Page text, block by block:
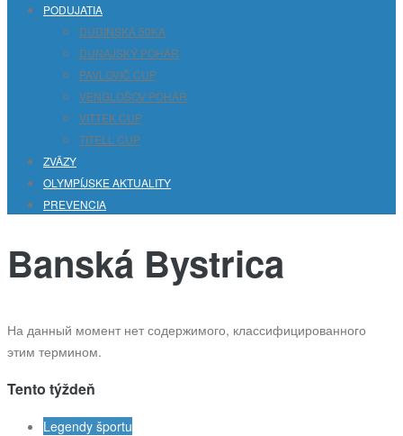
PODUJATIA
DUDINSKÁ 50KA
DUNAJSKÝ POHÁR
PAVLOVIČ CUP
VENGLOŠOV POHÁR
VITTEK CUP
TITELL CUP
ZVÄZY
OLYMPÍJSKE AKTUALITY
PREVENCIA
Banská Bystrica
На данный момент нет содержимого, классифицированного
этим термином.
Tento týždeň
Legendy športu